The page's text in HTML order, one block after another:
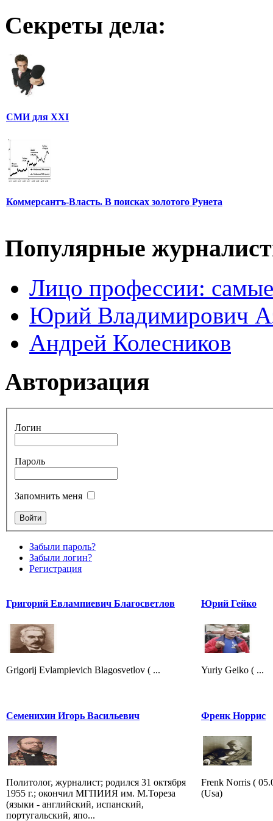
Секреты дела:
СМИ для XXI
Коммерсантъ-Власть. В поисках золотого Рунета
Популярные
Лицо профессии:
Юрий Владимирович
Андрей Колесников
Авторизация
Логин
Пароль
Запомнить меня
Забыли пароль?
Забыли логин?
Регистрация
Григорий Евлампиевич Благосветлов
Grigorij Evlampievich Blagosvetlov ( ...
Юрий Гейко
Yuriy Geiko ( ...
Семенихин Игорь Васильевич
Политолог, журналист; родился 31 октября
1955 г.; окончил МГПИИЯ им. М.Тореза
(языки - английский, испанский,
португальский, япо...
Френк Норрис
Frenk Norris (
(Usa)